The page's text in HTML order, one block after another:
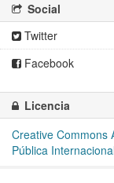
Social
Twitter
Facebook
Licencia
Creative Commons
Pública